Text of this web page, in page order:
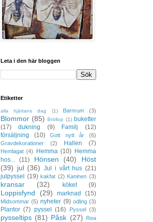
Leta i den här bloggen
Etiketter
alla hjärtans dag (1) Barnrum (3)
Blommor (85) Bröllop (1) buketter
(17)
dukning (9) Familj
(12)
försäljning
(10) Gott nytt år
(6)
Gravdekorationer
(2) Hallen (7)
Hemlagat (4) Hemma (10) Hemma
hos...
(11) Hönsen (40)
Höst
(39) jul (36) Jul i vårt hus (21)
julpyssel
(19) kakfat (2) Kaninen (3)
kransar (32) köket (9)
Loppisfynd (29) marknad (15)
Midsommar (5) nyheter (9) odling (3)
Plantor (7) pyssel (16) Pyssel (3)
pysseltips (81) Påsk (27)
Rea